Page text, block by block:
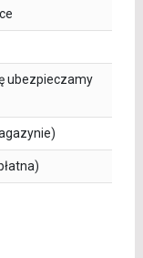
ubezpieczamy